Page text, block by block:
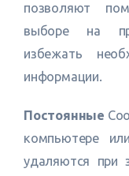
позволяют
выборе на
избежать
информации.
Постоянные
компьютере
удаляются при